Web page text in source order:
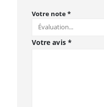
Votre note*
Votre avis *